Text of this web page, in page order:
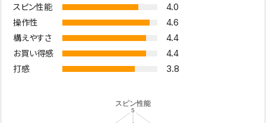
スピン性能 4.0
操作性 4.6
構えやすさ 4.4
お買い得感 4.4
打感 3.8